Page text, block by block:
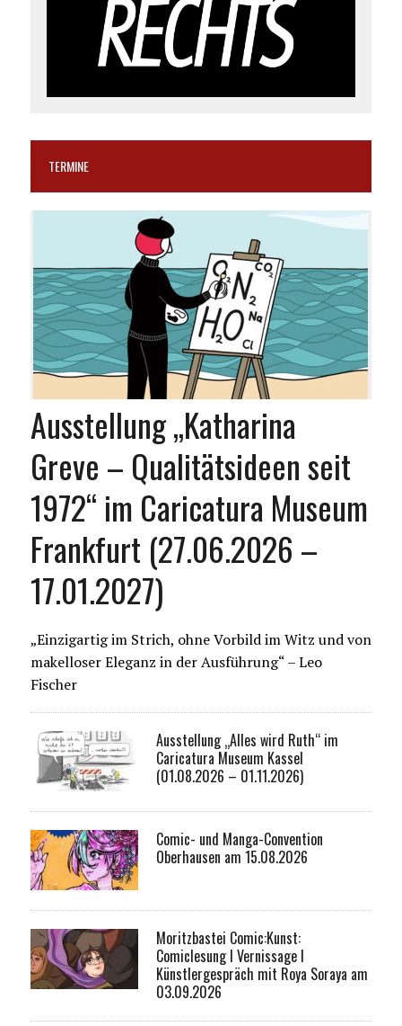
TERMINE
Ausstellung „Katharina
Greve – Qualitätsideen seit
1972“ im Caricatura Museum
Frankfurt (27.06.2026 –
17.01.2027)
„Einzigartig im Strich, ohne Vorbild im Witz und von
makelloser Eleganz in der Ausführung“ – Leo
Fischer
Ausstellung „Alles wird Ruth“ im
Caricatura Museum Kassel
(01.08.2026 – 01.11.2026)
Comic- und Manga-Convention
Oberhausen am 15.08.2026
Moritzbastei Comic:Kunst:
Comiclesung I Vernissage I
Künstlergespräch mit Roya Soraya am
03.09.2026